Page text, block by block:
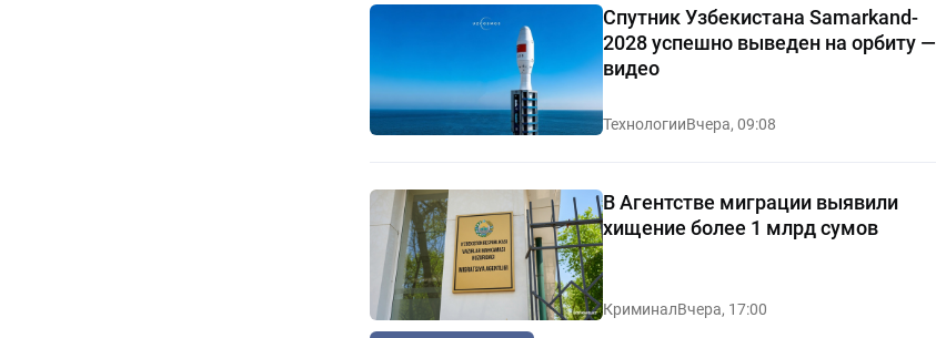
Спутник Узбекистана Samarkand-
2028 успешно выведен на орбиту —
видео
ТехнологииВчера, 09:08
В Агентстве миграции выявили
хищение более 1 млрд сумов
КриминалВчера, 17:00